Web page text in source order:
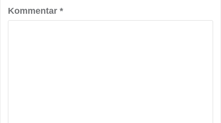
Kommentar *